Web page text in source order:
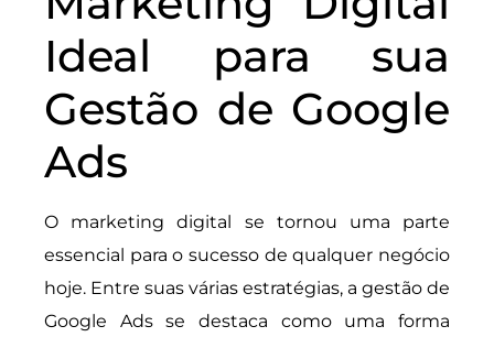
Ideal para sua
Gestão de Google
Ads
O marketing digital se tornou uma parte
essencial para o sucesso de qualquer negócio
hoje. Entre suas várias estratégias, a gestão de
Google Ads se destaca como uma forma